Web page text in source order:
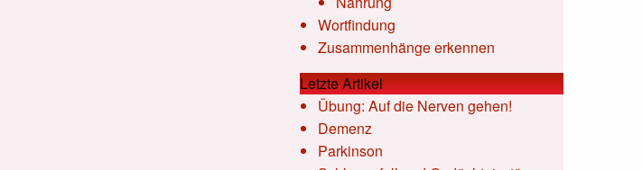
Wortfindung
Zusammenhänge erkennen
Letzte Artikel
Übung: Auf die Nerven gehen!
Demenz
Parkinson